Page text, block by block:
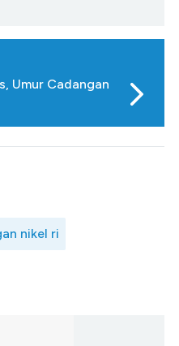
Umur Cadangan
nikel ri